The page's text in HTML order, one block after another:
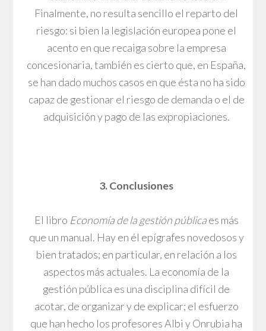
Finalmente, no resulta sencillo el reparto del
riesgo: si bien la legislación europea pone el
acento en que recaiga sobre la empresa
concesionaria, también es cierto que, en España,
se han dado muchos casos en que ésta no ha sido
capaz de gestionar el riesgo de demanda o el de
adquisición y pago de las expropiaciones.
3. Conclusiones
El libro Economía de la gestión públicaes más
que un manual. Hay en él epígrafes novedosos y
bien tratados; en particular, en relación a los
aspectos más actuales. La economía de la
gestión pública es una disciplina difícil de
acotar, de organizar y de explicar; el esfuerzo
que han hecho los profesores Albi y Onrubia ha